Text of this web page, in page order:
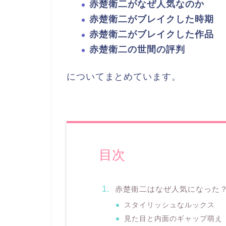
赤楚衛二がなぜ人気なのか
赤楚衛二がブレイクした時期
赤楚衛二がブレイクした作品
赤楚衛二の世間の評判
についてまとめています。
目次
赤楚衛二はなぜ人気になった？
スタイリッシュなルックス
見た目と内面のギャップ萌え